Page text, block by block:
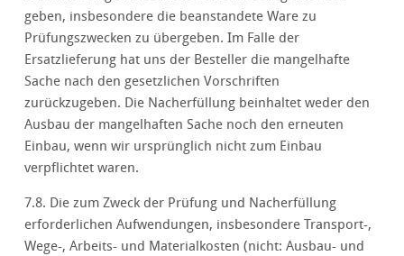
geben, insbesondere die beanstandete Ware zu
Prüfungszwecken zu übergeben. Im Falle der
Ersatzlieferung hat uns der Besteller die mangelhafte
Sache nach den gesetzlichen Vorschriften
zurückzugeben. Die Nacherfüllung beinhaltet weder den
Ausbau der mangelhaften Sache noch den erneuten
Einbau, wenn wir ursprünglich nicht zum Einbau
verpflichtet waren.
7.8. Die zum Zweck der Prüfung und Nacherfüllung
erforderlichen Aufwendungen, insbesondere Transport-,
Wege-, Arbeits- und Materialkosten (nicht: Ausbau- und